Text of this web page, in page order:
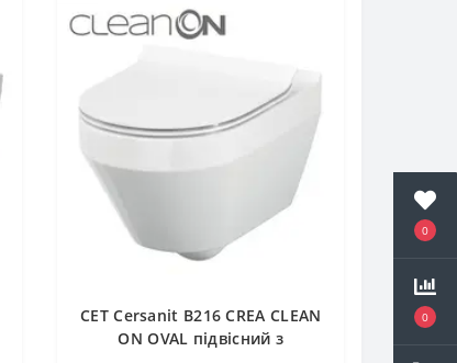
0
0
CET Cersanit В216 CREA CLEAN
ON OVAL підвісний з